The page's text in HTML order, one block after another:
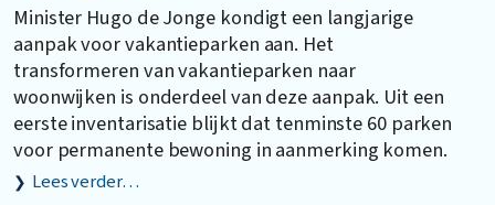
Minister Hugo de Jonge kondigt een langjarige
aanpak voor vakantieparken aan. Het
transformeren van vakantieparken naar
woonwijken is onderdeel van deze aanpak. Uit een
eerste inventarisatie blijkt dat tenminste 60 parken
voor permanente bewoning in aanmerking komen.
Lees verder…